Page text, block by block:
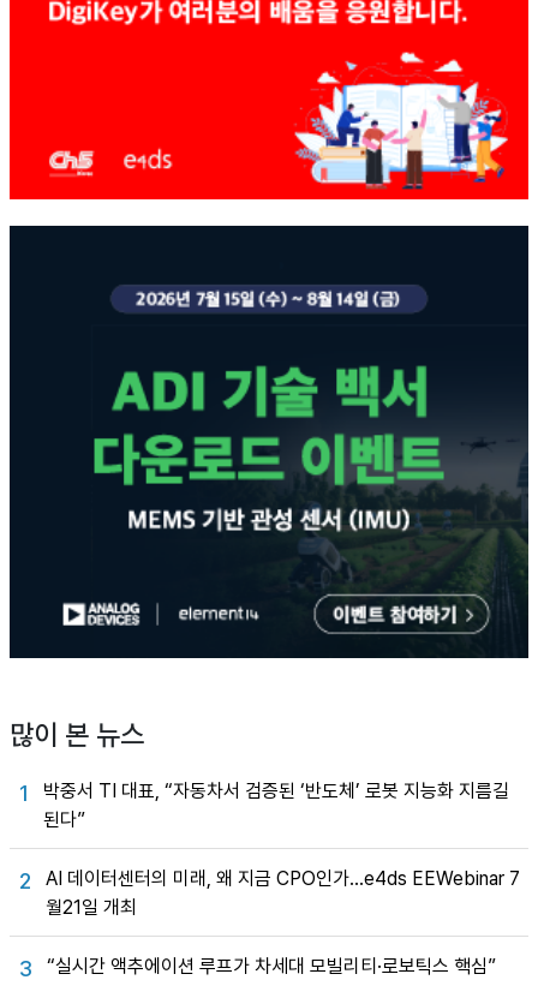
많이 본 뉴스
1
박중서 TI 대표, “자동차서 검증된 ‘반도체’ 로봇 지능화 지름길
된다”
2
AI 데이터센터의 미래, 왜 지금 CPO인가…e4ds EEWebinar 7
월21일 개최
3 “실시간 액추에이션 루프가 차세대 모빌리티·로보틱스 핵심”